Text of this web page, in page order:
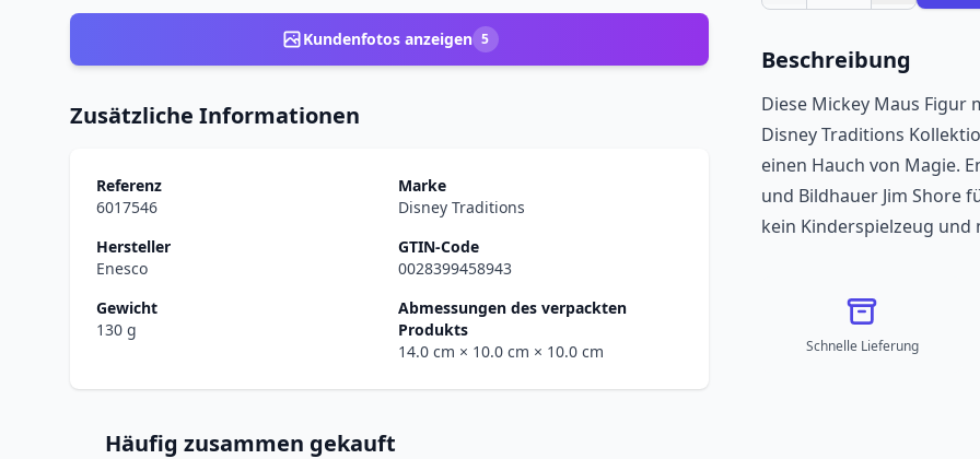
Kundenfotos anzeigen 5
Zusätzliche Informationen
Referenz
6017546
Marke
Disney Traditions
Hersteller
Enesco
GTIN-Code
0028399458943
Gewicht
130 g
Abmessungen des verpackten
Produkts
14.0 cm × 10.0 cm × 10.0 cm
Beschreibung
Diese Mickey Maus Figur
Disney Traditions
einen Hauch von Magie.
und Bildhauer Jim Shore
kein Kinderspielzeug
Schnelle Lieferung
Häufig zusammen gekauft